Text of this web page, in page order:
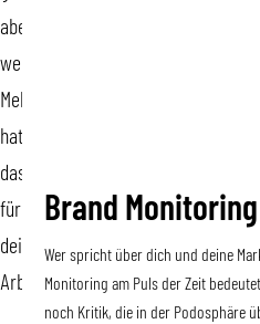
aber
welchen
Mehrwert
hat
das
für
deinen
Arbeitsalltag?
Brand Monitoring
Wer spricht über dich und deine
Monitoring am Puls der Zeit
noch Kritik, die in der Podosphäre